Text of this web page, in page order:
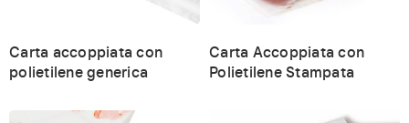
Carta accoppiata con
polietilene generica
Carta Accoppiata con
Polietilene Stampata